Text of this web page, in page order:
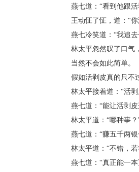
燕七道：“看到他跟活
王动怔了怔，道：“你
燕七冷笑道：“我追去
林太平忽然叹了口气，
当然不会如此简单。
假如活剥皮真的只不过
林太平接着道：“活剥
燕七道：“能让活剥皮
林太平道：“哪种事？
燕七道：“赚五千两银
林太平道：“不错，若
燕七道：“真正能一本